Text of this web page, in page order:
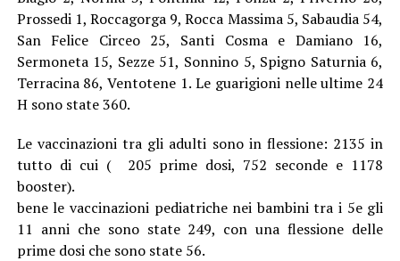
Prossedi 1, Roccagorga 9, Rocca Massima 5, Sabaudia 54,
San Felice Circeo 25, Santi Cosma e Damiano 16,
Sermoneta 15, Sezze 51, Sonnino 5, Spigno Saturnia 6,
Terracina 86, Ventotene 1. Le guarigioni nelle ultime 24
H sono state 360.
Le vaccinazioni tra gli adulti sono in flessione: 2135 in
tutto di cui ( 205 prime dosi, 752 seconde e 1178
booster).
bene le vaccinazioni pediatriche nei bambini tra i 5e gli
11 anni che sono state 249, con una flessione delle
prime dosi che sono state 56.